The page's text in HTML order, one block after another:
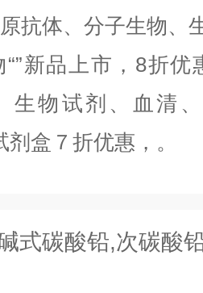
抗体、分子生物、
”新品上市，8折优
生物试剂、血清
盒７折优惠，。
式碳酸铅,次碳酸